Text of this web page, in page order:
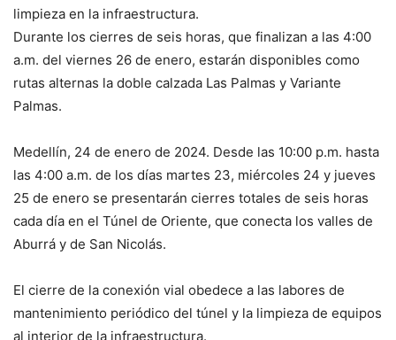
limpieza en la infraestructura.
Durante los cierres de seis horas, que finalizan a las 4:00
a.m. del viernes 26 de enero, estarán disponibles como
rutas alternas la doble calzada Las Palmas y Variante
Palmas.
Medellín, 24 de enero de 2024. Desde las 10:00 p.m. hasta
las 4:00 a.m. de los días martes 23, miércoles 24 y jueves
25 de enero se presentarán cierres totales de seis horas
cada día en el Túnel de Oriente, que conecta los valles de
Aburrá y de San Nicolás.
El cierre de la conexión vial obedece a las labores de
mantenimiento periódico del túnel y la limpieza de equipos
al interior de la infraestructura.